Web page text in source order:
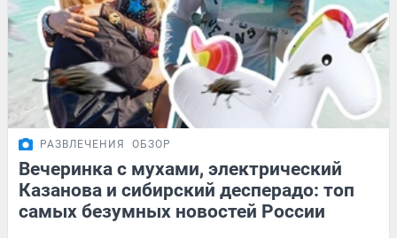
РАЗВЛЕЧЕНИЯ ОБЗОР
Вечеринка с мухами, электрический
Казанова и сибирский десперадо: топ
самых безумных новостей России